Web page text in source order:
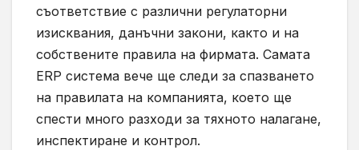
съответствие с различни регулаторни
изисквания, данъчни закони, както и на
собствените правила на фирмата. Самата
ERP система вече ще следи за спазването
на правилата на компанията, което ще
спести много разходи за тяхното налагане,
инспектиране и контрол.